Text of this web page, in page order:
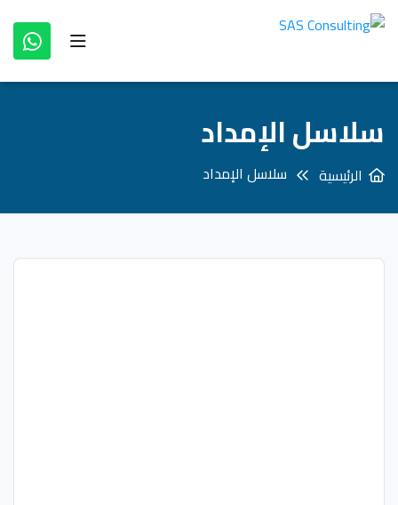
سلاسل الإمداد
الرئيسية سلاسل الإمداد